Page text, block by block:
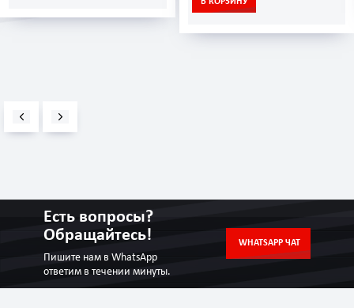
Есть вопросы?
Обращайтесь!
Пишите нам в WhatsApp
ответим в течении минуты.
WHATSAPP ЧАТ